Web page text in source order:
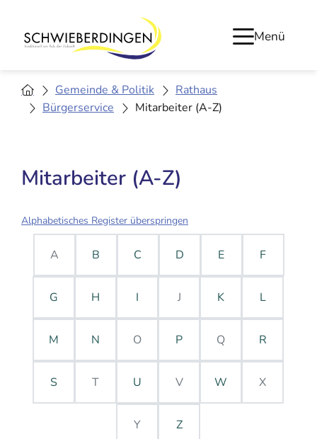
Menü
Gemeinde & Politik
Rathaus
Bürgerservice
Mitarbeiter (A-Z)
Mitarbeiter (A-Z)
Alphabetisches Register überspringen
A B C D E F
G H I J K L
M N O P Q R
S T U V W X
Y Z